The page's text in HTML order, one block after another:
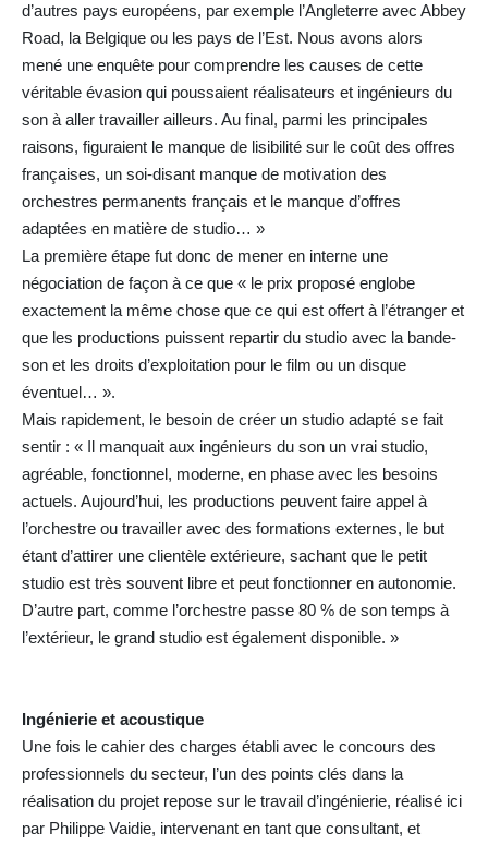
d’autres pays européens, par exemple l’Angleterre avec Abbey
Road, la Belgique ou les pays de l’Est. Nous avons alors
mené une enquête pour comprendre les causes de cette
véritable évasion qui poussaient réalisateurs et ingénieurs du
son à aller travailler ailleurs. Au final, parmi les principales
raisons, figuraient le manque de lisibilité sur le coût des offres
françaises, un soi-disant manque de motivation des
orchestres permanents français et le manque d’offres
adaptées en matière de studio… »
La première étape fut donc de mener en interne une
négociation de façon à ce que « le prix proposé englobe
exactement la même chose que ce qui est offert à l’étranger et
que les productions puissent repartir du studio avec la bande-
son et les droits d’exploitation pour le film ou un disque
éventuel… ».
Mais rapidement, le besoin de créer un studio adapté se fait
sentir : « Il manquait aux ingénieurs du son un vrai studio,
agréable, fonctionnel, moderne, en phase avec les besoins
actuels. Aujourd’hui, les productions peuvent faire appel à
l’orchestre ou travailler avec des formations externes, le but
étant d’attirer une clientèle extérieure, sachant que le petit
studio est très souvent libre et peut fonctionner en autonomie.
D’autre part, comme l’orchestre passe 80 % de son temps à
l’extérieur, le grand studio est également disponible. »
Ingénierie et acoustique
Une fois le cahier des charges établi avec le concours des
professionnels du secteur, l’un des points clés dans la
réalisation du projet repose sur le travail d’ingénierie, réalisé ici
par Philippe Vaidie, intervenant en tant que consultant, et